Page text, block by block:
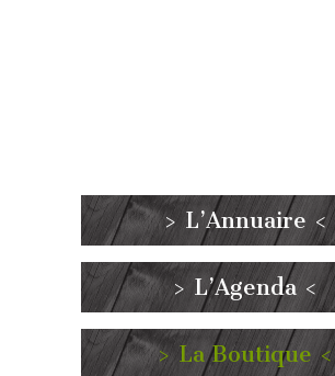
> L’Annuaire <
> L’Agenda <
> La Boutique <